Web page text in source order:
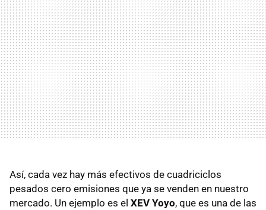
Así, cada vez hay más efectivos de cuadriciclos
pesados cero emisiones que ya se venden en nuestro
mercado. Un ejemplo es el XEV Yoyo, que es una de las